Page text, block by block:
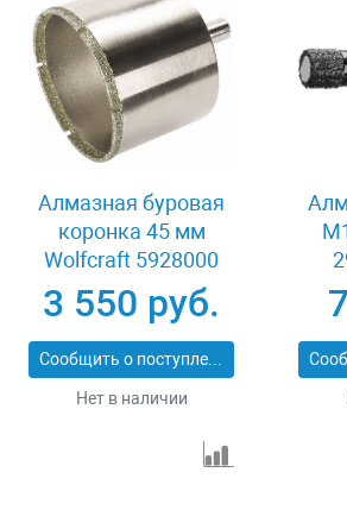
Алмазная буровая
коронка 45 мм
Wolfcraft 5928000
3 550 руб.
Сообщить о поступлении
Нет в наличии